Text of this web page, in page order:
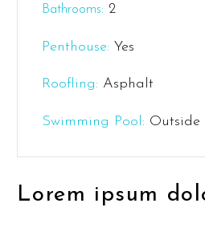
Bathrooms: 2
Penthouse: Yes
Roofling: Asphalt
Swimming Pool: Outside
Lorem ipsum